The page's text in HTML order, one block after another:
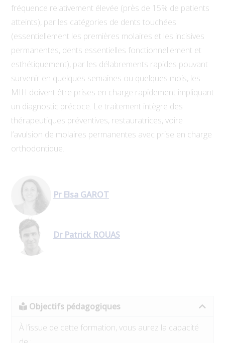
fréquence relativement élevée (près de 15% de patients
atteints), par les catégories de dents touchées
(essentiellement les premières molaires et les incisives
permanentes, dents essentielles fonctionnellement et
esthétiquement), par les délabrements rapides pouvant
survenir en quelques semaines ou quelques mois, les
MIH doivent être prises en charge rapidement impliquant
un diagnostic précoce. Le traitement intègre des
thérapeutiques préventives, restauratrices, voire
l’avulsion de molaires permanentes avec prise en charge
orthodontique.
Pr Elsa GAROT
Dr Patrick ROUAS
Objectifs pédagogiques
À l’issue de cette formation, vous aurez la capacité